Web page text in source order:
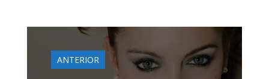
ANTERIOR